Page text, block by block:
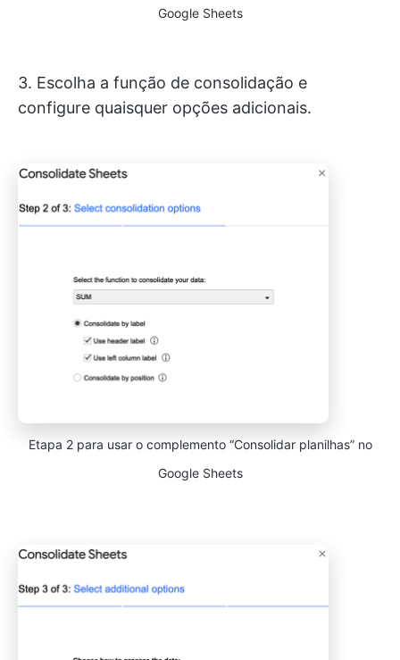
Google Sheets
3. Escolha a função de consolidação e
configure quaisquer opções adicionais.
Etapa 2 para usar o complemento “Consolidar planilhas” no
Google Sheets